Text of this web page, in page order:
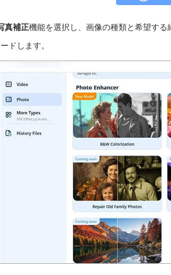
真補正機能を選択し、画像の種類と希望す
ドします。